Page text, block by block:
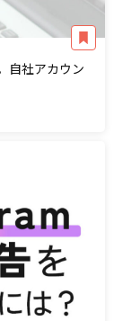
自社アカウン